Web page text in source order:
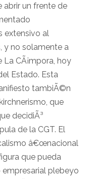
abrir un frente de
extensivo al
y no solamente a
La CÃ¡mpora, hoy
Estado. Esta
tambiÃ©n
que
decidiÃ³
de la CGT. El
â€œnacional
que pueda
plebeyo